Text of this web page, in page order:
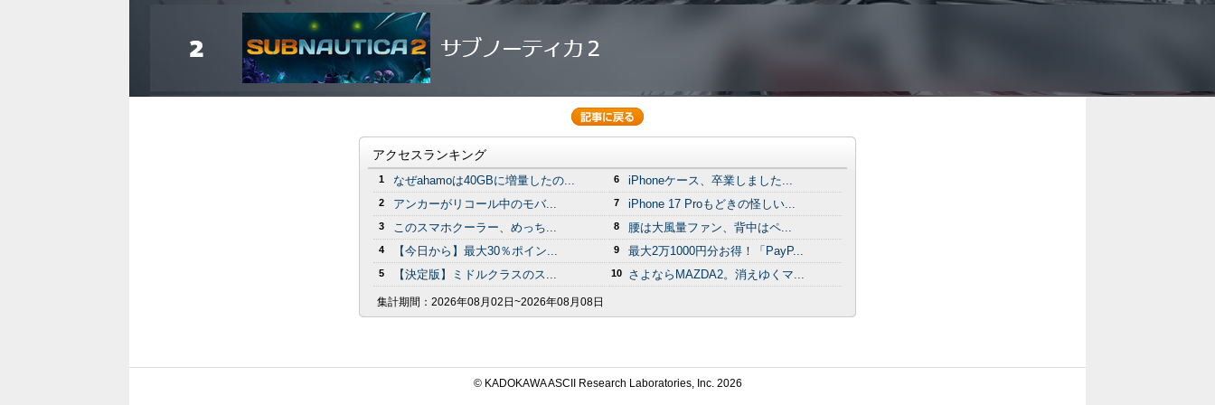
アクセスランキング
1 なぜahamoは40GBに増量したの...
2 アンカーがリコール中のモバ...
3 このスマホクーラー、めっち...
4 【今日から】最大30％ポイン...
5 【決定版】ミドルクラスのス...
6 iPhoneケース、卒業しました...
7 iPhone 17 Proもどきの怪しい...
8 腰は大風量ファン、背中はペ...
9 最大2万1000円分お得！「PayP...
10 さよならMAZDA2。消えゆくマ...
集計期間： 2026年08月02日~2026年08月08日
© KADOKAWA ASCII Research Laboratories, Inc. 2026